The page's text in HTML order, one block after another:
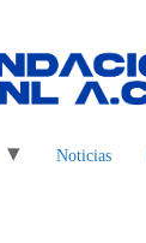
Noticias